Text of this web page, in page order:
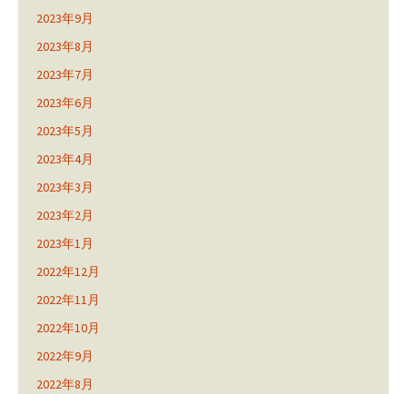
2023年9月
2023年8月
2023年7月
2023年6月
2023年5月
2023年4月
2023年3月
2023年2月
2023年1月
2022年12月
2022年11月
2022年10月
2022年9月
2022年8月